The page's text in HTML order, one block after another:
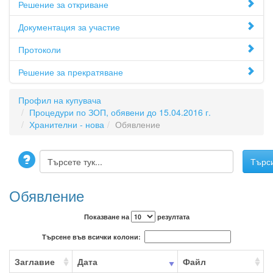
Решение за откриване
Документация за участие
Протоколи
Решение за прекратяване
Профил на купувача
Процедури по ЗОП, обявени до 15.04.2016 г.
Хранителни - нова
Обявление
Обявление
Показване на резултата
Търсене във всички колони:
Заглавие Дата Файл